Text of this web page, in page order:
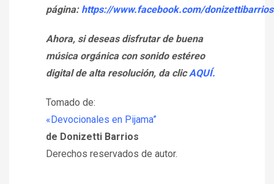
página: https://www.facebook.com/donizettibarrios
Ahora, si deseas disfrutar de buena
música orgánica con sonido estéreo
digital de alta resolución, da clicAQUÍ.
Tomado de:
«Devocionales en Pijama”
de Donizetti Barrios
Derechos reservados de autor.